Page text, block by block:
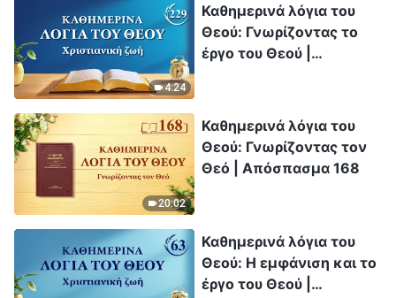
4:24
Καθημερινά λόγια του
Θεού: Γνωρίζοντας το
έργο του Θεού |
20:02
Καθημερινά λόγια του
Θεού: Γνωρίζοντας τον
Θεό | Απόσπασμα 168
Καθημερινά λόγια του
Θεού: Η εμφάνιση και το
έργο του Θεού |